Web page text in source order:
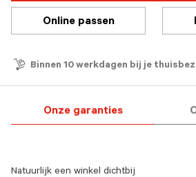
Online passen
Binnen 10 werkdagen bij je
Onze garanties
Natuurlijk een winkel dichtbij